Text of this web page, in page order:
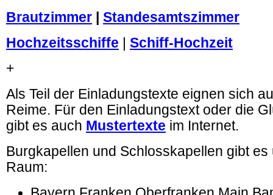
Brautzimmer
Standesamtszimmer
Hochzeitsschiffe
Schiff-Hochzeit
+
Als Teil der Einladungstexte eignen sich
Reime. Für den Einladungstext oder die
gibt es auch Mustertexte im Internet.
Burgkapellen und Schlosskapellen gibt es
Raum: